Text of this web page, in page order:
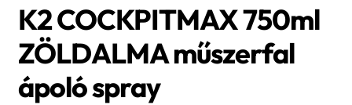
K2 COCKPITMAX 750ml
ZÖLDALMA műszerfal
ápoló spray